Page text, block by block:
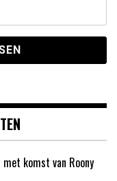
met komst van Roony